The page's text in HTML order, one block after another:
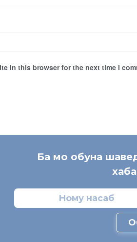
in this browser for the next time I
Ба мо обуна шавед